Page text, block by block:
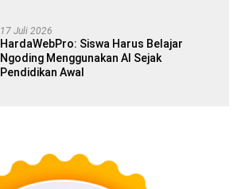
17 Juli 2026
HardaWebPro: Siswa Harus Belajar
Ngoding Menggunakan AI Sejak
Pendidikan Awal